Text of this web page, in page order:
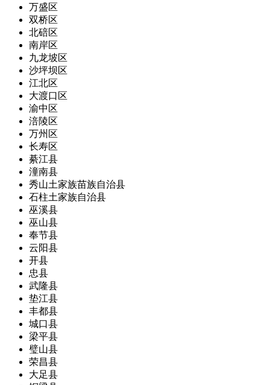
万盛区
双桥区
北碚区
南岸区
九龙坡区
沙坪坝区
江北区
大渡口区
渝中区
涪陵区
万州区
长寿区
綦江县
潼南县
秀山土家族苗族自治县
石柱土家族自治县
巫溪县
巫山县
奉节县
云阳县
开县
忠县
武隆县
垫江县
丰都县
城口县
梁平县
璧山县
荣昌县
大足县